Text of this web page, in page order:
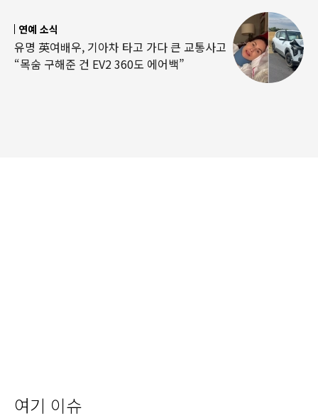
연예 소식
유명 英여배우, 기아차 타고 가다 큰 교통사고
“목숨 구해준 건 EV2 360도 에어백”
여기 이슈